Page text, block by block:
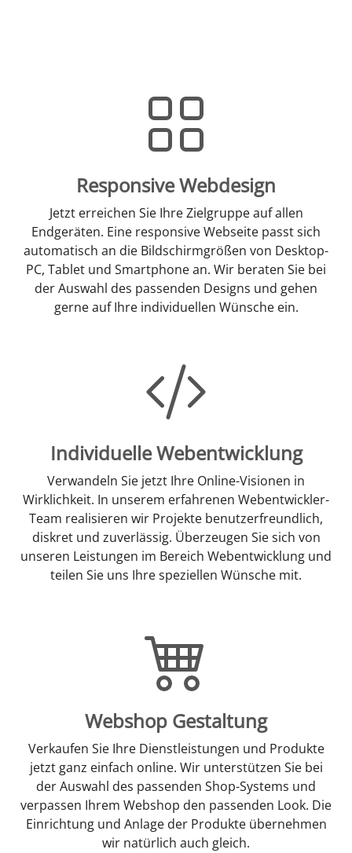
Responsive Webdesign
Jetzt erreichen Sie Ihre Zielgruppe auf allen
Endgeräten. Eine responsive Webseite passt sich
automatisch an die Bildschirmgrößen von Desktop-
PC, Tablet und Smartphone an. Wir beraten Sie bei
der Auswahl des passenden Designs und gehen
gerne auf Ihre individuellen Wünsche ein.
Individuelle Webentwicklung
Verwandeln Sie jetzt Ihre Online-Visionen in
Wirklichkeit. In unserem erfahrenen Webentwickler-
Team realisieren wir Projekte benutzerfreundlich,
diskret und zuverlässig. Überzeugen Sie sich von
unseren Leistungen im Bereich Webentwicklung und
teilen Sie uns Ihre speziellen Wünsche mit.
Webshop Gestaltung
Verkaufen Sie Ihre Dienstleistungen und Produkte
jetzt ganz einfach online. Wir unterstützen Sie bei
der Auswahl des passenden Shop-Systems und
verpassen Ihrem Webshop den passenden Look. Die
Einrichtung und Anlage der Produkte übernehmen
wir natürlich auch gleich.